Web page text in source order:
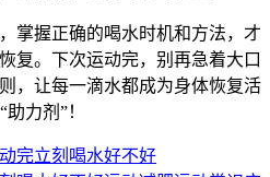
握正确的喝水时机和方法，才
复。下次运动完，别再急着大口
，让每一滴水都成为身体恢复活
助力剂”！
完立刻喝水好不好